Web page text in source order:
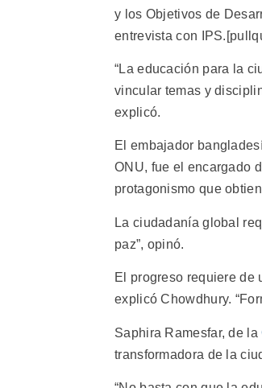
y los Objetivos de
entrevista con
“La educación para la
vincular temas y
explicó.
El embajador
ONU, fue el encargado
protagonismo que
La ciudadanía global
paz”, opinó.
El progreso requiere de
explicó Chowdhury.
Saphira Ramesfar, de la
transformadora de la